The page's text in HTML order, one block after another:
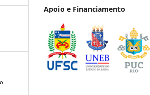
Apoio e Financiamento